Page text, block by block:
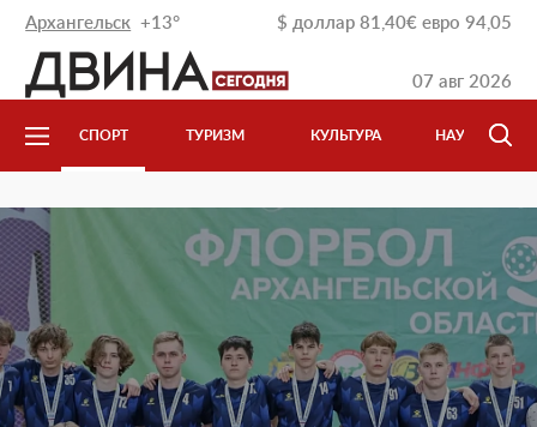
07 авг 2026
$ доллар 81,40€ евро 94,05
Архангельск +13°
СПОРТ ТУРИЗМ КУЛЬТУРА НАУКА И IT